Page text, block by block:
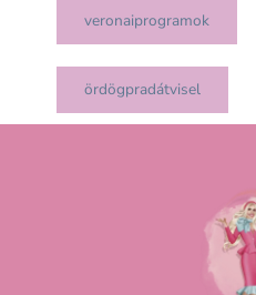
veronaiprogramok
ördögpradátvisel